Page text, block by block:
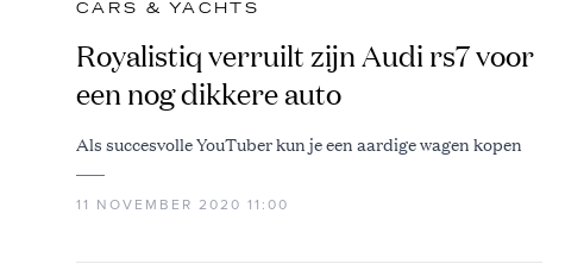
CARS & YACHTS
Royalistiq verruilt zijn Audi rs7 voor
een nog dikkere auto
Als succesvolle YouTuber kun je een aardige wagen kopen
11 NOVEMBER 2020 11:00